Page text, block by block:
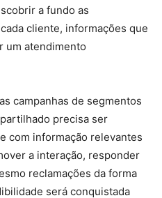
a fundo as
cliente, informações que
um atendimento
campanhas de segmentos
precisa ser
com informação relevantes
a interação, responder
reclamações da forma
será conquistada